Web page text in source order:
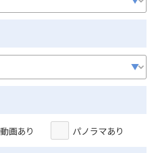
動画あり パノラマあり